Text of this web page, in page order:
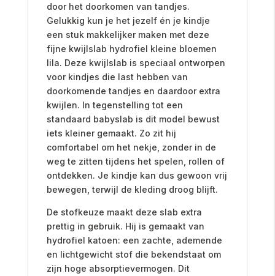
door het doorkomen van tandjes.
Gelukkig kun je het jezelf én je kindje
een stuk makkelijker maken met deze
fijne kwijlslab hydrofiel kleine bloemen
lila. Deze kwijlslab is speciaal ontworpen
voor kindjes die last hebben van
doorkomende tandjes en daardoor extra
kwijlen. In tegenstelling tot een
standaard babyslab is dit model bewust
iets kleiner gemaakt. Zo zit hij
comfortabel om het nekje, zonder in de
weg te zitten tijdens het spelen, rollen of
ontdekken. Je kindje kan dus gewoon vrij
bewegen, terwijl de kleding droog blijft.
De stofkeuze maakt deze slab extra
prettig in gebruik. Hij is gemaakt van
hydrofiel katoen: een zachte, ademende
en lichtgewicht stof die bekendstaat om
zijn hoge absorptievermogen. Dit